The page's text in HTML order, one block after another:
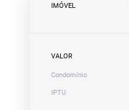
IMÓVEL
VALOR
Condomínio
IPTU